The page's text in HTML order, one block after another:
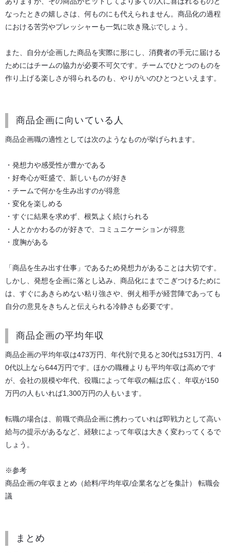
なったときの嬉しさは、何ものにも代えられません。商品化の過程
における苦労やプレッシャーも一気に吹き飛ぶでしょう。
また、自分が企画した商品を実際に形にし、消費者の手元に届ける
ためにはチームの協力が必要不可欠です。チームでひとつのものを
作り上げる楽しさが得られるのも、やりがいのひとつといえます。
商品企画に向いている人
商品企画職の適性としては次のようなものが挙げられます。
・発想力や感受性が豊かである
・好奇心が旺盛で、新しいものが好き
・チームで何かを生み出すのが得意
・変化を楽しめる
・すぐに結果を求めず、根気よく続けられる
・人とかかわるのが好きで、コミュニケーションが得意
・度胸がある
「商品を生み出す仕事」であるため発想力があることは大切です。
しかし、発想を企画に落とし込み、商品化にまでこぎつけるために
は、すぐにあきらめない粘り強さや、例え相手が経営陣であっても
自分の意見をきちんと伝えられる冷静さも必要です。
商品企画の平均年収
商品企画の平均年収は473万円、年代別で見ると30代は531万円、4
0代以上なら644万円です。ほかの職種よりも平均年収は高めです
が、会社の規模や年代、役職によって年収の幅は広く、年収が150
万円の人もいれば1,300万円の人もいます。
転職の場合は、前職で商品企画に携わっていれば即戦力として高い
給与の提示があるなど、経験によって年収は大きく変わってくるで
しょう。
※参考
商品企画の年収まとめ（給料/平均年収/企業名などを集計） 転職会
議
まとめ